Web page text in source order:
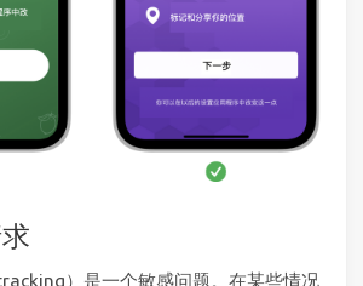
）是一个敏感问题。在某些情况